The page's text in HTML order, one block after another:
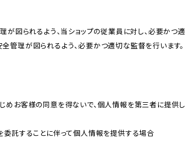
図られるよう、当ショップの従業員に対し、必要かつ
管理が図られるよう、必要かつ適切な監督を行います。
お客様の同意を得ないで、個人情報を第三者に提供し
委託することに伴って個人情報を提供する場合